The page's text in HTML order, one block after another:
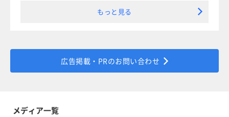
もっと見る
広告掲載・PRのお問い合わせ
メディア一覧